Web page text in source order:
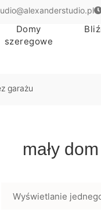
Domy
szeregowe
garażu
mały
Wyświetlanie